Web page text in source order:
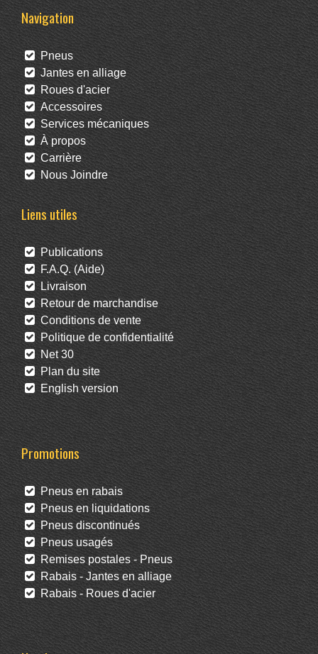
Navigation
Pneus
Jantes en alliage
Roues d'acier
Accessoires
Services mécaniques
À propos
Carrière
Nous Joindre
Liens utiles
Publications
F.A.Q. (Aide)
Livraison
Retour de marchandise
Conditions de vente
Politique de confidentialité
Net 30
Plan du site
English version
Promotions
Pneus en rabais
Pneus en liquidations
Pneus discontinués
Pneus usagés
Remises postales - Pneus
Rabais - Jantes en alliage
Rabais - Roues d'acier